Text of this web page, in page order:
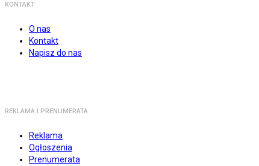
KONTAKT
O nas
Kontakt
Napisz do nas
REKLAMA I PRENUMERATA
Reklama
Ogłoszenia
Prenumerata